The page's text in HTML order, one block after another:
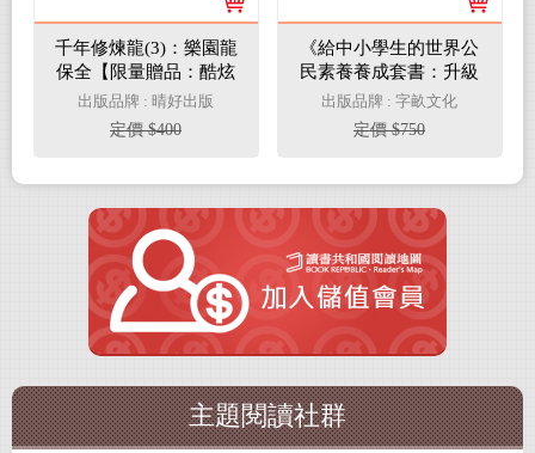
千年修煉龍(3)：樂園龍
保全【限量贈品：酷炫
龍光一閃貼】
出版品牌 : 晴好出版
定價 $400
《給中小學生的世界公
民素養養成套書：升級
內在價值、外在視野的
關鍵字》（共二冊）(限
量贈關鍵字小卡10入)
出版品牌 : 字畝文化
定價 $750
主題閱讀社群